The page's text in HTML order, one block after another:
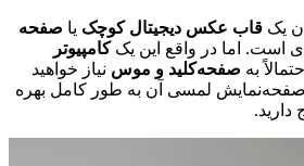
قاب عکس دیجیتال کوچک یا صفحه
است. اما در واقع این یککامپیوتر
به صفحه‌کلید و موس نیاز خواهید
لمسی آن به طور کامل بهره
دارید.